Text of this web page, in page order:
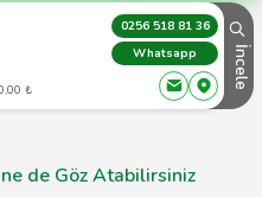
₺
0256 518 81 36
Whatsapp
İncele
de Göz Atabilirsiniz